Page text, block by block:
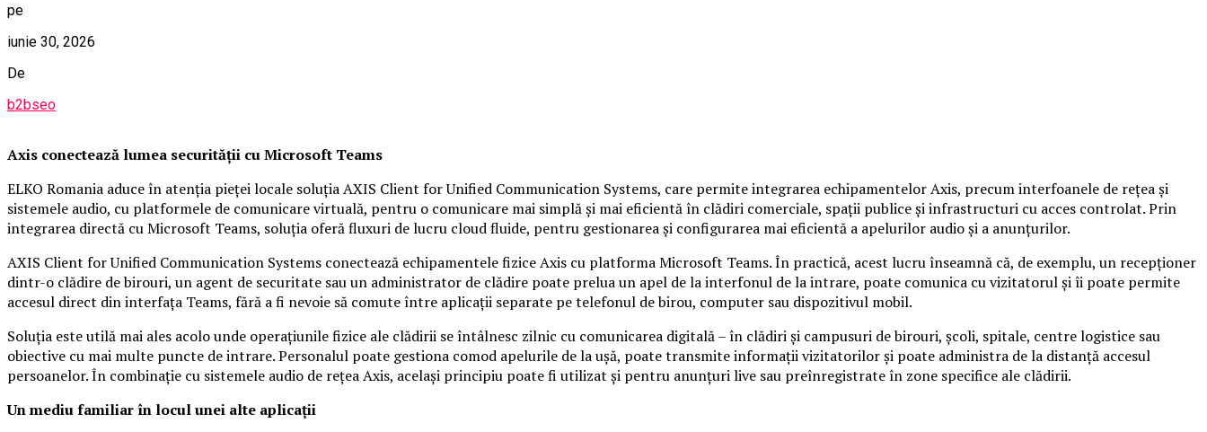
pe
iunie 30, 2026
De
b2bseo
Axis conectează lumea securității cu Microsoft Teams
ELKO Romania aduce în atenția pieței locale soluția AXIS Client for Unified Communication Systems, care permite integrarea echipamentelor Axis, precum interfoanele de rețea și
sistemele audio, cu platformele de comunicare virtuală, pentru o comunicare mai simplă și mai eficientă în clădiri comerciale, spații publice și infrastructuri cu acces controlat. Prin
integrarea directă cu Microsoft Teams, soluția oferă fluxuri de lucru cloud fluide, pentru gestionarea și configurarea mai eficientă a apelurilor audio și a anunțurilor.
AXIS Client for Unified Communication Systems conectează echipamentele fizice Axis cu platforma Microsoft Teams. În practică, acest lucru înseamnă că, de exemplu, un recepționer
dintr-o clădire de birouri, un agent de securitate sau un administrator de clădire poate prelua un apel de la interfonul de la intrare, poate comunica cu vizitatorul și îi poate permite
accesul direct din interfața Teams, fără a fi nevoie să comute între aplicații separate pe telefonul de birou, computer sau dispozitivul mobil.
Soluția este utilă mai ales acolo unde operațiunile fizice ale clădirii se întâlnesc zilnic cu comunicarea digitală – în clădiri și campusuri de birouri, școli, spitale, centre logistice sau
obiective cu mai multe puncte de intrare. Personalul poate gestiona comod apelurile de la ușă, poate transmite informații vizitatorilor și poate administra de la distanță accesul
persoanelor. În combinație cu sistemele audio de rețea Axis, același principiu poate fi utilizat și pentru anunțuri live sau preînregistrate în zone specifice ale clădirii.
Un mediu familiar în locul unei alte aplicații